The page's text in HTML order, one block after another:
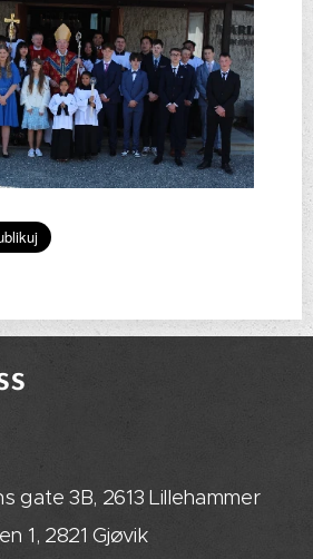
gate 3B, 2613 Lillehammer
1, 2821 Gjøvik